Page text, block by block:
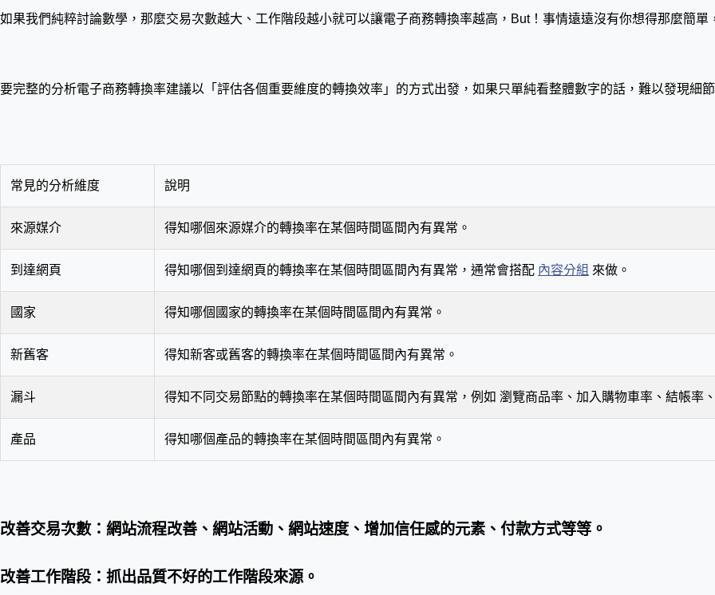
如果我們純粹討論數學，那麼交易次數越大、工作階段越小就可以讓電子商務轉換率越高，But！事情遠遠沒有你想得那麼簡單
要完整的分析電子商務轉換率建議以「評估各個重要維度的轉換效率」的方式出發，如果只單純看整體數字的話，難以發現細
常見的分析維度 說明
來源媒介 得知哪個來源媒介的轉換率在某個時間區間內有異常。
到達網頁 得知哪個到達網頁的轉換率在某個時間區間內有異常，通常會搭配 內容分組 來做。
國家 得知哪個國家的轉換率在某個時間區間內有異常。
新舊客 得知新客或舊客的轉換率在某個時間區間內有異常。
漏斗 得知不同交易節點的轉換率在某個時間區間內有異常，例如 瀏覽商品率、加入購物車率、結帳率
產品 得知哪個產品的轉換率在某個時間區間內有異常。
改善交易次數：網站流程改善、網站活動、網站速度、增加信任感的元素、付款方式等等。
改善工作階段：抓出品質不好的工作階段來源。